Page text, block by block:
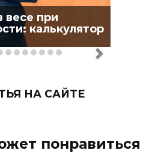
весе при
калькулятор
НА САЙТЕ
понравиться